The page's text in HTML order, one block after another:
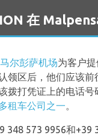
在
马尔彭萨机场为客户
领区后，他们应该
拨打凭证上的电话
租车公司之一。
348 573 9956和+39